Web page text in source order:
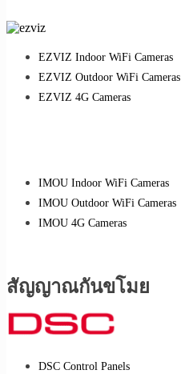
EZVIZ Indoor WiFi Cameras
EZVIZ Outdoor WiFi Cameras
EZVIZ 4G Cameras
IMOU Indoor WiFi Cameras
IMOU Outdoor WiFi Cameras
IMOU 4G Cameras
สัญญาณกันขโมย
DSC Control Panels